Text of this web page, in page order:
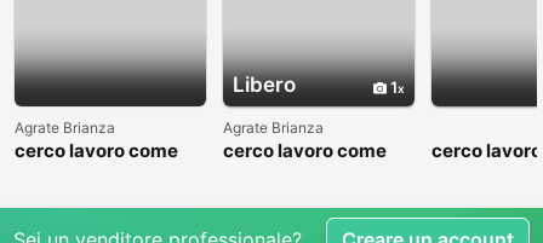
Agrate Brianza
cerco lavoro come
Libero 1
Agrate Brianza
cerco lavoro come
cerco